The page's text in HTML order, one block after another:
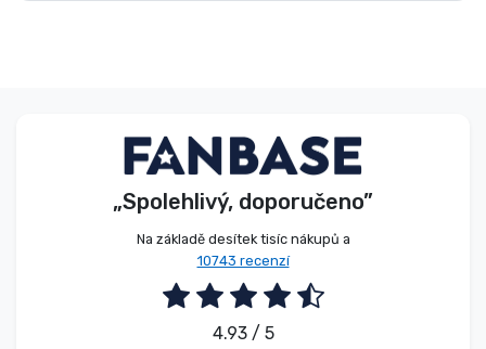
„Spolehlivý, doporučeno”
Na základě desítek tisíc nákupů a
10743 recenzí
4.93 / 5